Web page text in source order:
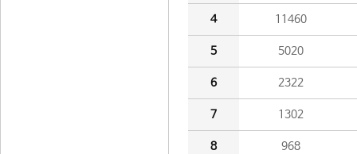
4 11460
5 5020
6 2322
7 1302
8 968